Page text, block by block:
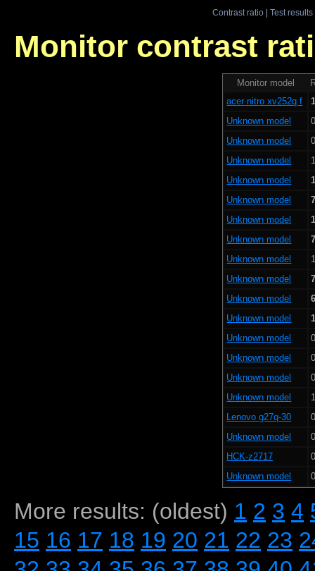
Contrast ratio| Test results
Monitor contrast
Monitor model
acer nitro xv252q f
Unknown model
Unknown model
Unknown model
Unknown model
Unknown model
Unknown model
Unknown model
Unknown model
Unknown model
Unknown model
Unknown model
Unknown model
Unknown model
Unknown model
Unknown model
Lenovo g27q-30
Unknown model
HCK-z2717
Unknown model
More results: (oldest) 1 2 3 4
15 16 17 18 19 20 21 22 23